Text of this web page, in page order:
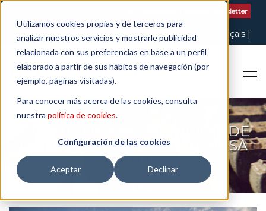
Utilizamos cookies propias y de terceros para
analizar nuestros servicios y mostrarle publicidad
relacionada con sus preferencias en base a un perfil
elaborado a partir de sus hábitos de navegación (por
ejemplo, páginas visitadas).
Para conocer más acerca de las cookies, consulta
nuestra política de cookies.
Configuración de las cookies
Aceptar Declinar
Suscribete a nuestro Newsletter
Español Català
English Français
Italiano
EVENTO DE PRESENTACIÓN DE
LA NUEVA IMAGEN DE CONESA
LEGAL